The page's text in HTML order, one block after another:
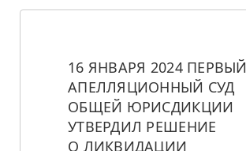
16 ЯНВАРЯ 2024 ПЕРВЫЙ
АПЕЛЛЯЦИОННЫЙ СУД
ОБЩЕЙ ЮРИСДИКЦИИ
УТВЕРДИЛ РЕШЕНИЕ
О ЛИКВИДАЦИИ